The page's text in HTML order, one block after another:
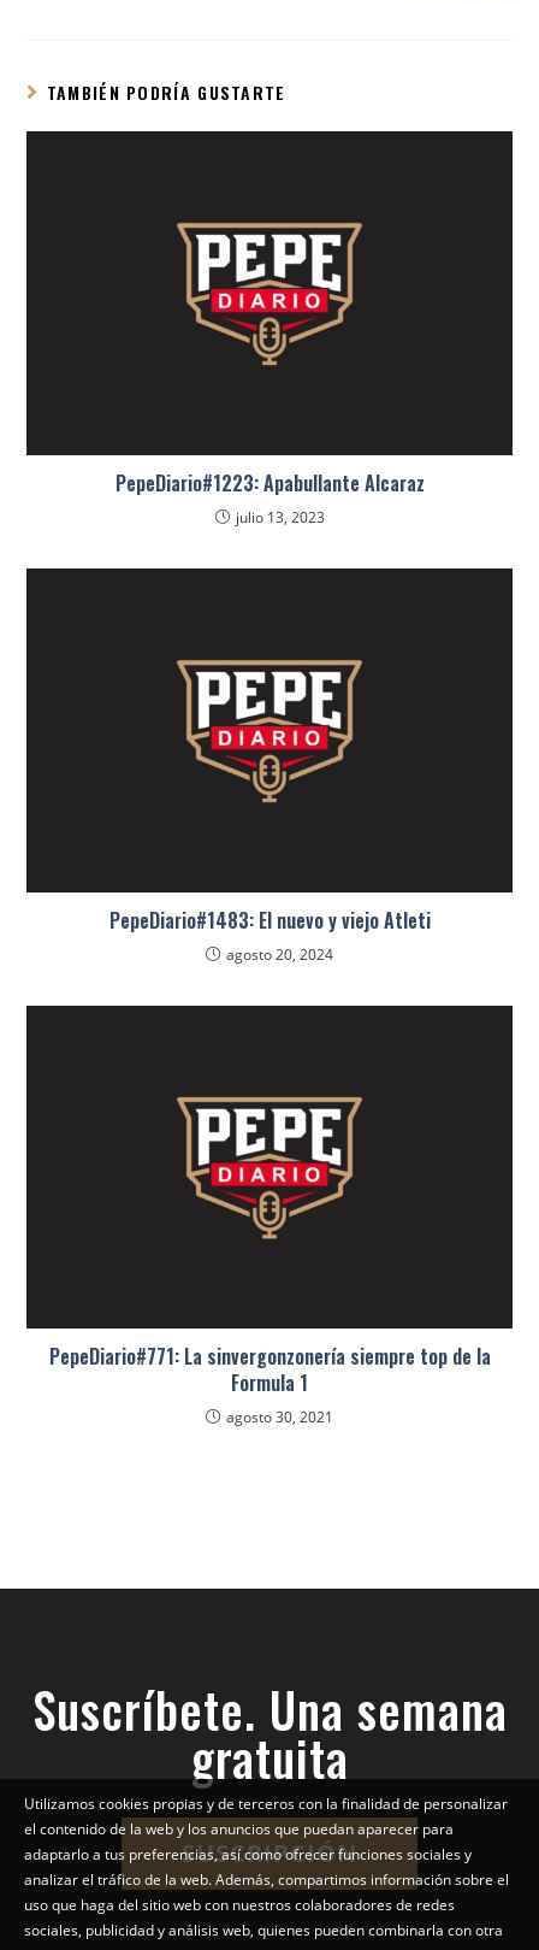
TAMBIÉN PODRÍA GUSTARTE
PepeDiario#1223: Apabullante Alcaraz
julio 13, 2023
PepeDiario#1483: El nuevo y viejo Atleti
agosto 20, 2024
PepeDiario#771: La sinvergonzonería siempre top de la
Formula 1
agosto 30, 2021
Suscríbete. Una semana
gratuita
SUSCRIPCIÓN
Utilizamos cookies propias y de terceros con la finalidad de personalizar
el contenido de la web y los anuncios que puedan aparecer para
adaptarlo a tus preferencias, así como ofrecer funciones sociales y
analizar el tráfico de la web. Además, compartimos información sobre el
uso que haga del sitio web con nuestros colaboradores de redes
sociales, publicidad y análisis web, quienes pueden combinarla con otra